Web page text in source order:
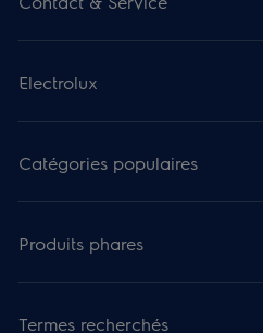
Electrolux
Catégories populaires
Produits phares
Termes recherchés